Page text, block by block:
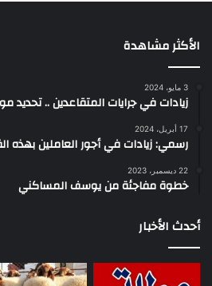
الأكثر مشاهدة
3 مايو، 2024
زيادات في جرايات المتقاعدين .. تحديد
17 أبريل، 2024
رسمي: زيادات في أجور العاملين بهذه
22 ديسمبر، 2023
خطوة مفاجئة من يوسف المساكني
أحدث الأخبار